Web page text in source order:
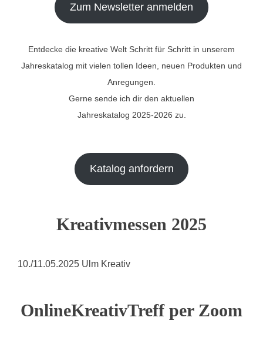
Zum Newsletter anmelden
Entdecke die kreative Welt Schritt für Schritt in unserem
Jahreskatalog mit vielen tollen Ideen, neuen Produkten und
Anregungen.
Gerne sende ich dir den aktuellen
Jahreskatalog 2025-2026 zu.
Katalog anfordern
Kreativmessen 2025
10./11.05.2025 Ulm Kreativ
OnlineKreativTreff per Zoom